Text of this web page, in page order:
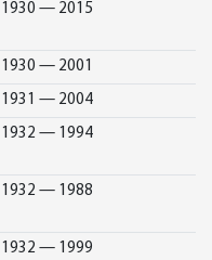
1930 — 2015
1930 — 2001
1931 — 2004
1932 — 1994
1932 — 1988
1932 — 1999